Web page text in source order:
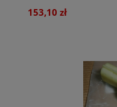
153,10 zł